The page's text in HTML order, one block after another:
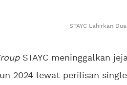
STAYC Lahirkan
STAYC meninggalkan
2024 lewat perilisan